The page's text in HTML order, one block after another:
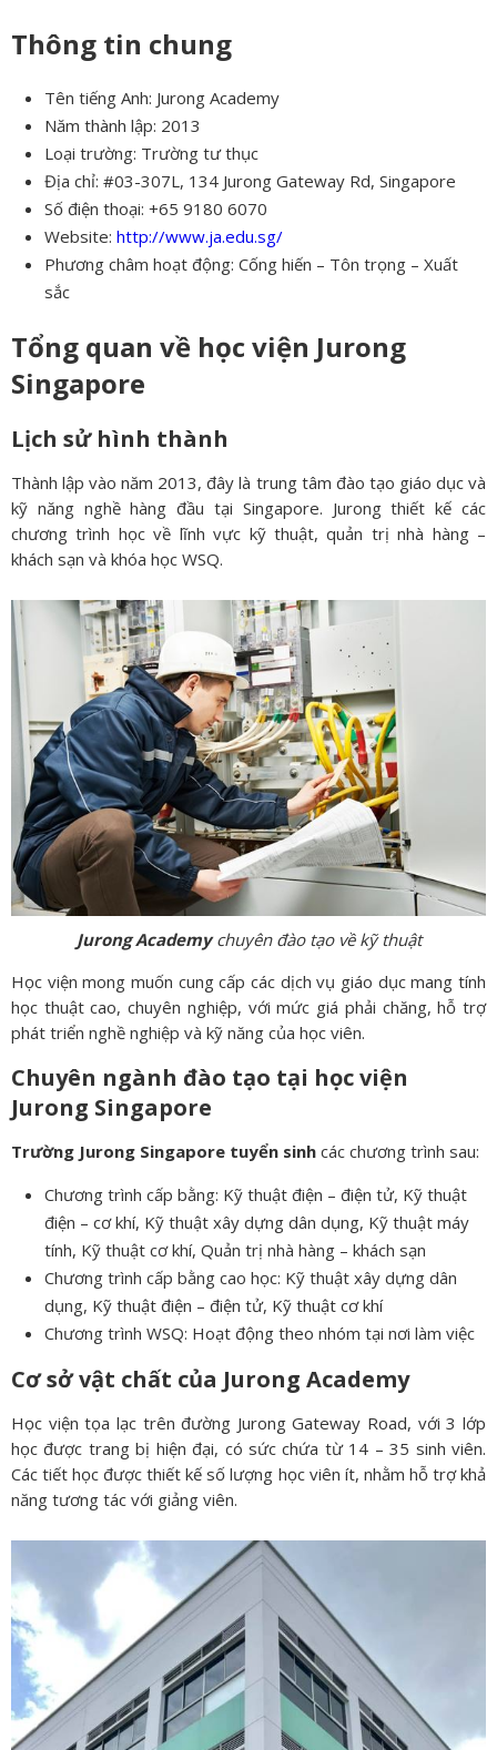
Thông tin chung
Tên tiếng Anh: Jurong Academy
Năm thành lập: 2013
Loại trường: Trường tư thục
Địa chỉ: #03-307L, 134 Jurong Gateway Rd, Singapore
Số điện thoại: +65 9180 6070
Website: http://www.ja.edu.sg/
Phương châm hoạt động: Cống hiến – Tôn trọng – Xuất
sắc
Tổng quan về học viện Jurong
Singapore
Lịch sử hình thành
Thành lập vào năm 2013, đây là trung tâm đào tạo giáo dục và
kỹ năng nghề hàng đầu tại Singapore. Jurong thiết kế các
chương trình học về lĩnh vực kỹ thuật, quản trị nhà hàng –
khách sạn và khóa học WSQ.
Jurong Academychuyên đào tạo về kỹ thuật
Học viện mong muốn cung cấp các dịch vụ giáo dục mang tính
học thuật cao, chuyên nghiệp, với mức giá phải chăng, hỗ trợ
phát triển nghề nghiệp và kỹ năng của học viên.
Chuyên ngành đào tạo tại học viện
Jurong Singapore
Trường Jurong Singapore tuyển sinh các chương trình sau:
Chương trình cấp bằng: Kỹ thuật điện – điện tử, Kỹ thuật
điện – cơ khí, Kỹ thuật xây dựng dân dụng, Kỹ thuật máy
tính, Kỹ thuật cơ khí, Quản trị nhà hàng – khách sạn
Chương trình cấp bằng cao học: Kỹ thuật xây dựng dân
dụng, Kỹ thuật điện – điện tử, Kỹ thuật cơ khí
Chương trình WSQ: Hoạt động theo nhóm tại nơi làm việc
Cơ sở vật chất của Jurong Academy
Học viện tọa lạc trên đường Jurong Gateway Road, với 3 lớp
học được trang bị hiện đại, có sức chứa từ 14 – 35 sinh viên.
Các tiết học được thiết kế số lượng học viên ít, nhằm hỗ trợ khả
năng tương tác với giảng viên.